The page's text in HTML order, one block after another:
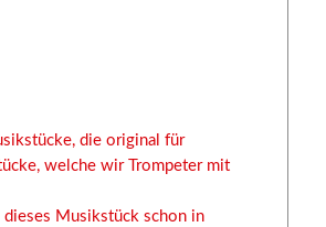
die original für
welche wir Trompeter mit
dieses Musikstück schon in